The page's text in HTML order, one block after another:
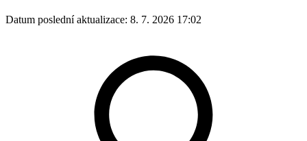
Datum poslední aktualizace: 8. 7. 2026 17:02